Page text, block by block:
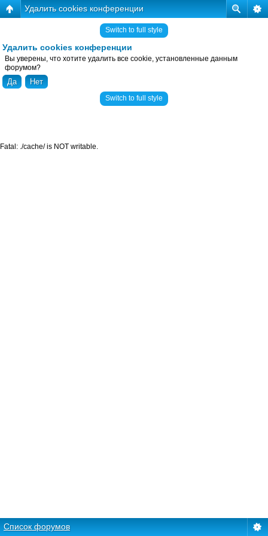
Удалить cookies конференции
Switch to full style
Удалить cookies конференции
Вы уверены, что хотите удалить все cookie, установленные данным
форумом?
Switch to full style
Список форумов
Fatal: ./cache/ is NOT writable.